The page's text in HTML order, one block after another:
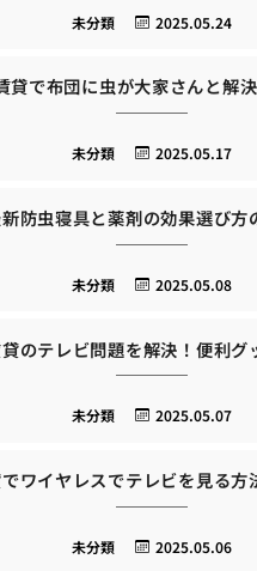
2025.05.24
未分類
貸で布団に虫が大家さんと解
2025.05.17
未分類
防虫寝具と薬剤の効果選び方
2025.05.08
未分類
のテレビ問題を解決！便利グ
2025.05.07
未分類
ワイヤレスでテレビを見る方
2025.05.06
未分類